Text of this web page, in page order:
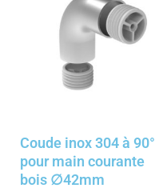
Coude inox 304 à 90°
pour main courante
bois ∅42mm